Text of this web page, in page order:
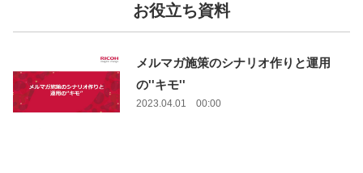
お役立ち資料
メルマガ施策のシナリオ作りと運用
の''キモ''
2023.04.01 00:00